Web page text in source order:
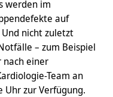
werden im
auf
nicht zuletzt
– zum Beispiel
einer
Team an
Uhr zur Verfügung.